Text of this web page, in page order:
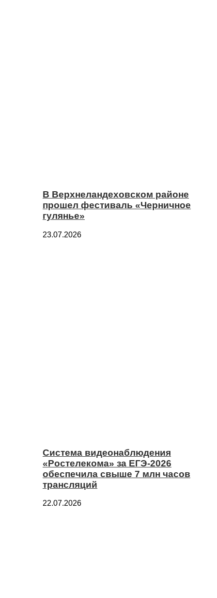
В Верхнеландеховском районе
прошел фестиваль «Черничное
гулянье»
23.07.2026
Система видеонаблюдения
«Ростелекома» за ЕГЭ-2026
обеспечила свыше 7 млн часов
трансляций
22.07.2026